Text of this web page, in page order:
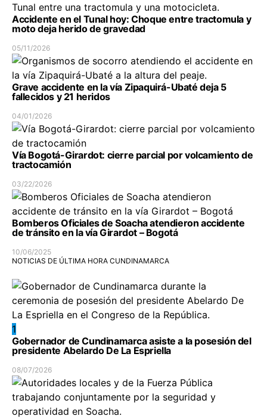
Accidente en el Tunal hoy: Choque entre tractomula y
moto deja herido de gravedad
05/11/2026
Grave accidente en la vía Zipaquirá-Ubaté deja 5
fallecidos y 21 heridos
04/01/2026
Vía Bogotá-Girardot: cierre parcial por volcamiento de
tractocamión
03/22/2026
Bomberos Oficiales de Soacha atendieron accidente
de tránsito en la vía Girardot – Bogotá
10/06/2025
NOTICIAS DE ÚLTIMA HORA CUNDINAMARCA
1
Gobernador de Cundinamarca asiste a la posesión del
presidente Abelardo De La Espriella
08/07/2026